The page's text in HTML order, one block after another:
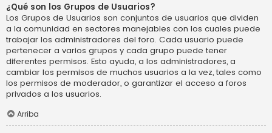
¿Qué son los Grupos de Usuarios?
Los Grupos de Usuarios son conjuntos de usuarios que dividen
a la comunidad en sectores manejables con los cuales puede
trabajar los administradores del foro. Cada usuario puede
pertenecer a varios grupos y cada grupo puede tener
diferentes permisos. Esto ayuda, a los administradores, a
cambiar los permisos de muchos usuarios a la vez, tales como
los permisos de moderador, o garantizar el acceso a foros
privados a los usuarios.
Arriba